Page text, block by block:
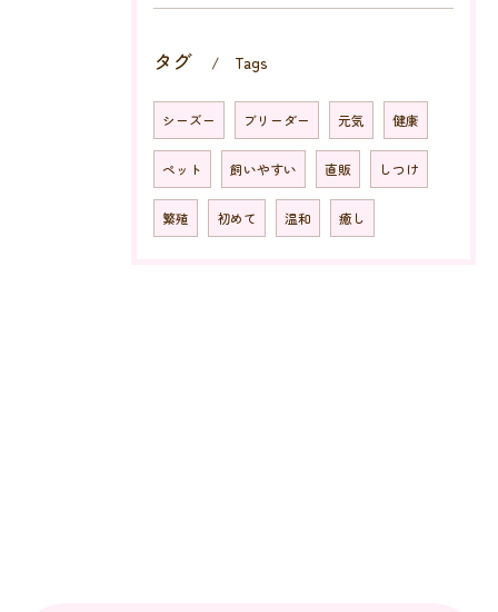
タグ Tags
シーズー ブリーダー 元気 健康
ペット 飼いやすい 直販 しつけ
繁殖 初めて 温和 癒し